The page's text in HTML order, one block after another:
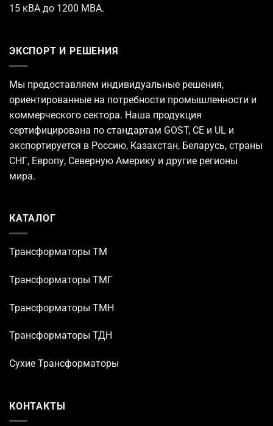
15 кВА до 1200 МВА.
ЭКСПОРТ И РЕШЕНИЯ
Мы предоставляем индивидуальные решения,
ориентированные на потребности промышленности и
коммерческого сектора. Наша продукция
сертифицирована по стандартам GOST, CE и UL и
экспортируется в Россию, Казахстан, Беларусь, страны
СНГ, Европу, Северную Америку и другие регионы
мира.
КАТАЛОГ
Трансформаторы TM
Трансформаторы ТМГ
Трансформаторы ТМН
Трансформаторы ТДН
Сухие Трансформаторы
КОНТАКТЫ